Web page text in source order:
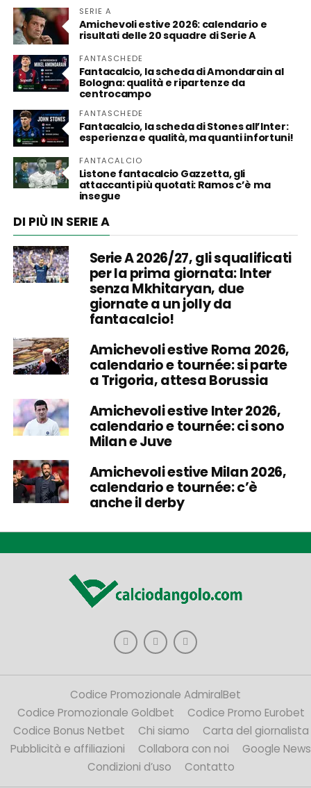
SERIE A
Amichevoli estive 2026: calendario e
risultati delle 20 squadre di Serie A
FANTASCHEDE
Fantacalcio, la scheda di Amondarain al
Bologna: qualità e ripartenze da
centrocampo
FANTASCHEDE
Fantacalcio, la scheda di Stones all’Inter:
esperienza e qualità, ma quanti infortuni!
FANTACALCIO
Listone fantacalcio Gazzetta, gli
attaccanti più quotati: Ramos c’è ma
insegue
DI PIÙ IN SERIE A
Serie A 2026/27, gli squalificati
per la prima giornata: Inter
senza Mkhitaryan, due
giornate a un jolly da
fantacalcio!
Amichevoli estive Roma 2026,
calendario e tournée: si parte
a Trigoria, attesa Borussia
Amichevoli estive Inter 2026,
calendario e tournée: ci sono
Milan e Juve
Amichevoli estive Milan 2026,
calendario e tournée: c’è
anche il derby
Codice Promozionale AdmiralBet
Codice Promozionale Goldbet
Codice Promo Eurobet
Codice Bonus Netbet
Chi siamo
Carta del giornalista
Pubblicità e affiliazioni
Collabora con noi
Google News
Condizioni d’uso
Contatto